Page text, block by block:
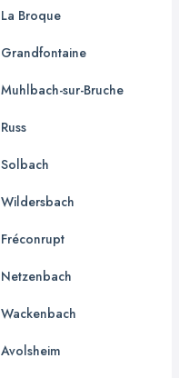
La Broque
Grandfontaine
Muhlbach-sur-Bruche
Russ
Solbach
Wildersbach
Fréconrupt
Netzenbach
Wackenbach
Avolsheim